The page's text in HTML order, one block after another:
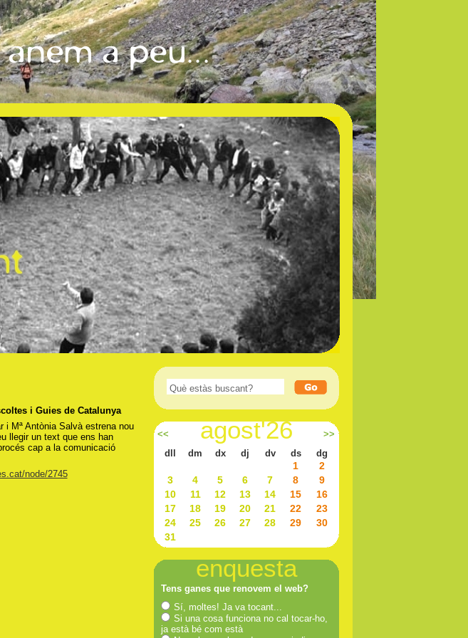
i Guies de Catalunya
i Mª Antònia Salvà estrena nou
llegir un text que ens han
cap a la comunicació
node/2745
<< agost'26
>>
dll
dm dx dj dv ds dg
1
2
3
4 5 6 7 8
9
10
11 12 13 14 15
16
17
18 19 20 21 22
23
24
25 26 27 28 29
30
31
enquesta
Tens ganes que renovem el web?
Sí, moltes! Ja va tocant...
Si una cosa funciona no cal tocar-ho,
ja està bé com està